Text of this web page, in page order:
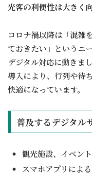
光客の利便性は大きく
コロナ禍以降は「混雑
ておきたい」というニ
デジタル対応に動きまし
導入により、行列や待
快適になっています。
普及するデジタル
観光施設、イベン
スマホアプリによ